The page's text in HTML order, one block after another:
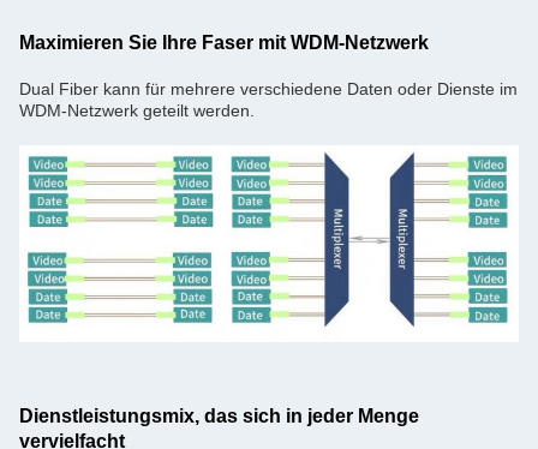
Maximieren Sie Ihre Faser mit WDM-Netzwerk
Dual Fiber kann für mehrere verschiedene Daten oder Dienste im
WDM-Netzwerk geteilt werden.
Dienstleistungsmix, das sich in jeder Menge
vervielfacht